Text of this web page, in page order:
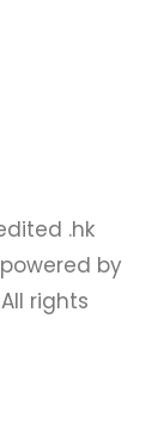
.hk
by
rights